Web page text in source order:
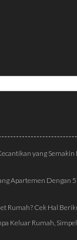
yang
Apartemen Dengan
Rumah? Cek Hal
Keluar Rumah,